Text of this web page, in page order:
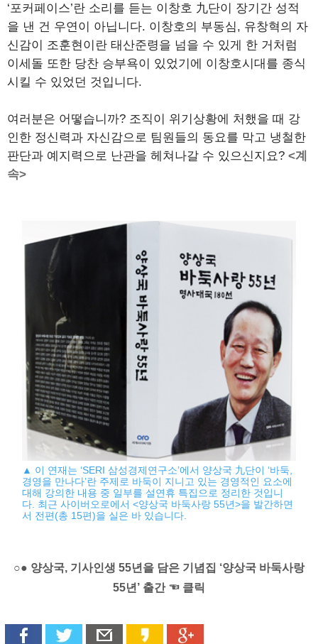
‘포커페이스’란 소리를 듣는 이창호 九단이 장기간 성적
을 낸 건 우연이 아닙니다. 이창호의 부동심, 유창혁의 자
신감이 조훈현이란 태산준령을 넘을 수 있게 한 거처럼
이세돌 또한 당찬 승부욕이 있었기에 이창호시대를 종식
시킬 수 있었던 것입니다.
여러분은 어떻습니까? 조직이 위기상황에 처했을 때 강
인한 정신력과 자신감으로 팀원들의 동요를 막고 냉철한
판단과 예지력으로 난관을 헤쳐나갈 수 있으신지요? <계
속>
▲ 이 연재는 ‘SERI 삼성경제연구소’에서 양상국 九단이 ‘바둑,
경영을 만나다’란 주제로 바둑이 지니고 있는 경영적인 요소에
대해 강의한 내용 중 일부를 설연휴 특집으로 정리한 것입니
다. 최근 사이버오로에서 <양상국 바둑사랑 55년>을 발간하면
서 전편(총 15편)을 실은 바 있습니다.
○● 양상국, 기사인생 55년을 담은 기념집 ‘양상국 바둑사랑
55년’ 출간 ☜ 클릭